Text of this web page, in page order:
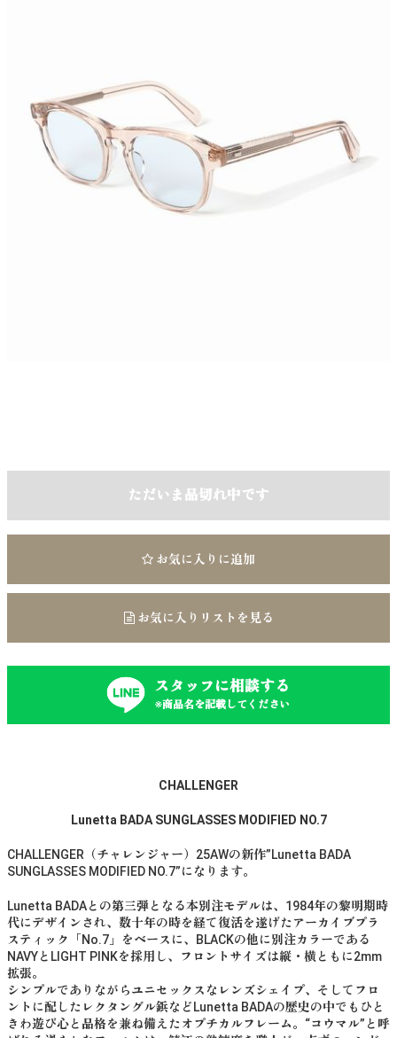
ただいま品切れ中です
お気に入りに追加
お気に入りリストを見る
スタッフに相談する
※商品名を記載してください
CHALLENGER
Lunetta BADA SUNGLASSES MODIFIED NO.7
CHALLENGER（チャレンジャー）25AWの新作”Lunetta BADA
SUNGLASSES MODIFIED NO.7”になります。
Lunetta BADAとの第三弾となる本別注モデルは、1984年の黎明期時
代にデザインされ、数十年の時を経て復活を遂げたアーカイブプラ
スティック「No.7」をベースに、BLACKの他に別注カラーである
NAVYとLIGHT PINKを採用し、フロントサイズは縦・横ともに2mm
拡張。
シンプルでありながらユニセックスなレンズシェイプ、そしてフロ
ントに配したレクタングル鋲などLunetta BADAの歴史の中でもひと
きわ遊び心と品格を兼ね備えたオプチカルフレーム。“コウマル”と呼